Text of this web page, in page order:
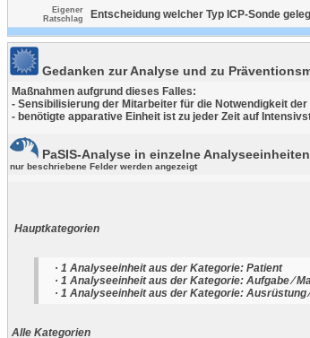
Eigener
Ratschlag
Entscheidung welcher Typ ICP-Sonde
Gedanken zur Analyse und zu
Maßnahmen aufgrund dieses Falles:
- Sensibilisierung der Mitarbeiter für die Notwendigkeit
- benötigte apparative Einheit ist zu jeder Zeit auf
PaSIS-Analyse in einzelne
nur beschriebene Felder werden angezeigt
Hauptkategorien
· 1 Analyseeinheit aus der Kategorie: Patient
· 1 Analyseeinheit aus der Kategorie: Aufgabe ⁄
· 1 Analyseeinheit aus der Kategorie: Ausrüstung
Alle Kategorien